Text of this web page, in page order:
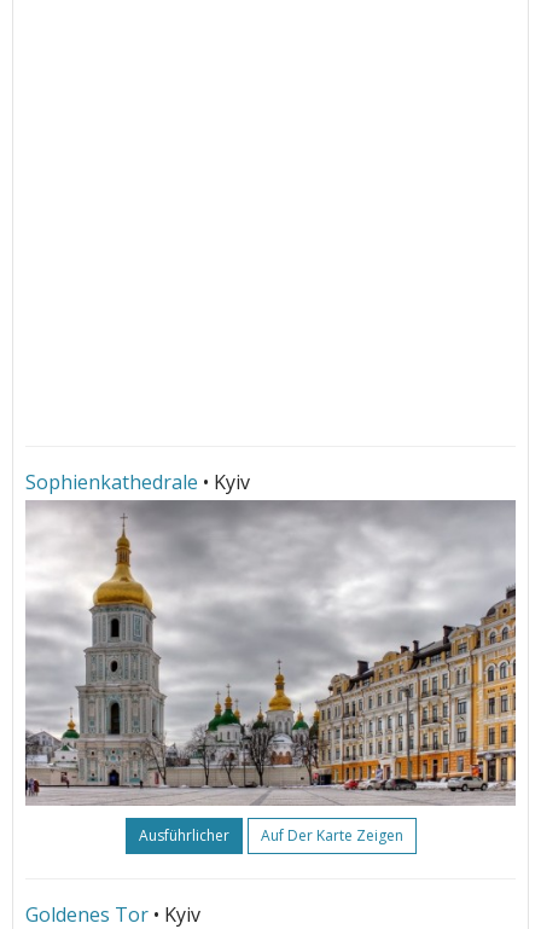
Sophienkathedrale • Kyiv
Ausführlicher Auf Der Karte Zeigen
Goldenes Tor • Kyiv